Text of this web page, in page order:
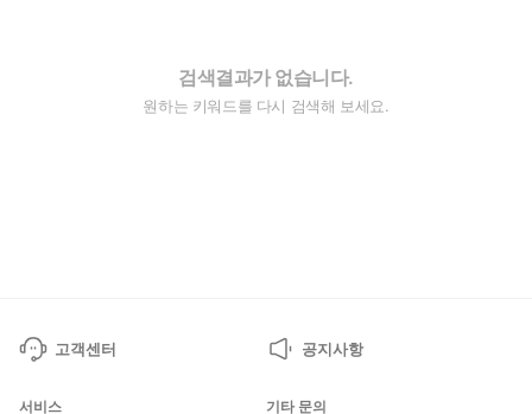
검색결과가 없습니다.
원하는 키워드를 다시 검색해 보세요.
고객센터 공지사항
서비스 기타 문의